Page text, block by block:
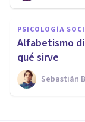
PSICOLOGÍA
Alfabetismo
qué sirve
Sebastián